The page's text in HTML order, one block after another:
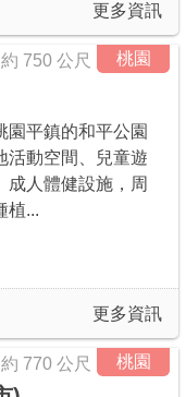
更多資訊
桃園
約 750 公尺
園平鎮的和平公園
活動空間、兒童遊
成人體健設施，周
植...
更多資訊
桃園
約 770 公尺